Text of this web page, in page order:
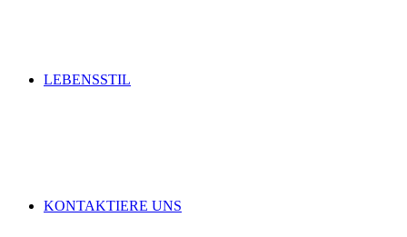
LEBENSSTIL
KONTAKTIERE UNS